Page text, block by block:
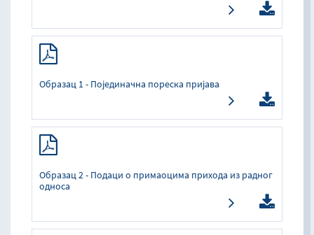
Образац 1 - Појединачна пореска пријава
Образац 2 - Подаци о примаоцима прихода из радног
односа